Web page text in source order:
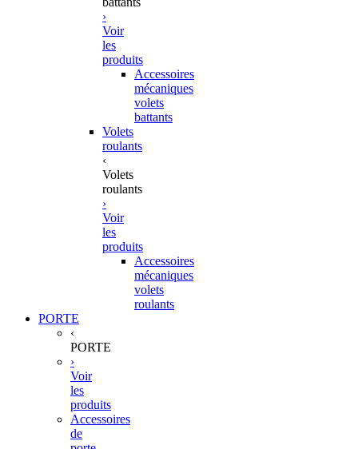
›
Voir
les
produits
Accessoires
mécaniques
volets
battants
Volets
roulants
‹
Volets
roulants
›
Voir
les
produits
Accessoires
mécaniques
volets
roulants
PORTE
‹
PORTE
›
Voir
les
produits
Accessoires
de